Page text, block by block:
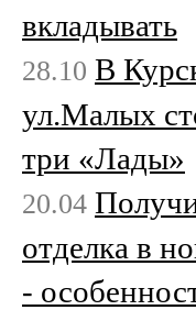
вкладывать
28.10 В
ул.Малых
три «Лады»
20.04
отделка в
-